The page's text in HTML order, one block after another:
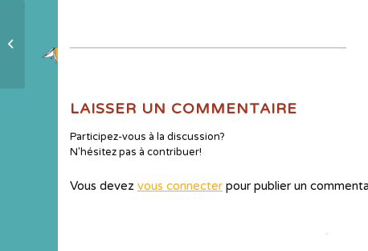
LAISSER UN COMMENTAIRE
Participez-vous à la discussion?
N'hésitez pas à contribuer!
Vous devez vous connecter pour publier un